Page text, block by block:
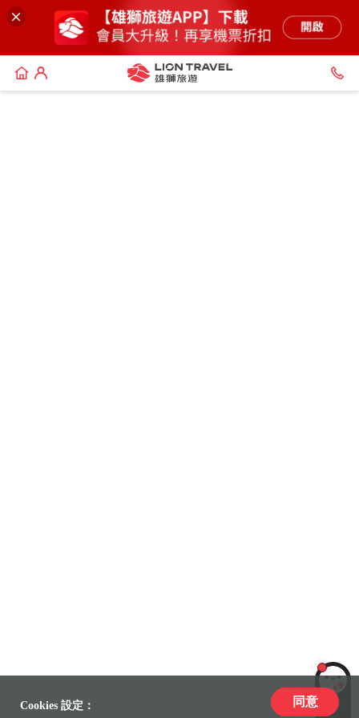
LiLi
Cookies 設定： 同意